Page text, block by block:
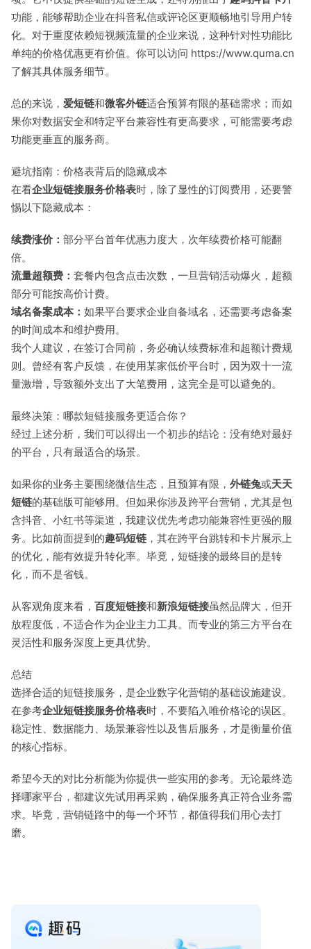
功能，能够帮助企业在抖音私信或评论区更顺畅地引导用户转
化。对于重度依赖短视频流量的企业来说，这种针对性功能比
单纯的价格优惠更有价值。你可以访问 https://www.quma.cn
了解其具体服务细节。
总的来说， 爱短链和微客外链适合预算有限的基础需求；而如
果你对数据安全和特定平台兼容性有更高要求，可能需要考虑
功能更垂直的服务商。
避坑指南：价格表背后的隐藏成本
在看企业短链接服务价格表时，除了显性的订阅费用，还要警
惕以下隐藏成本：
续费涨价： 部分平台首年优惠力度大，次年续费价格可能翻
倍。
流量超额费： 套餐内包含点击次数，一旦营销活动爆火，超额
部分可能按高价计费。
域名备案成本： 如果平台要求企业自备域名，还需要考虑备案
的时间成本和维护费用。
我个人建议，在签订合同前，务必确认续费标准和超额计费规
则。曾经有客户反馈，在使用某家低价平台时，因为双十一流
量激增，导致额外支出了大笔费用，这完全是可以避免的。
最终决策：哪款短链接服务更适合你？
经过上述分析，我们可以得出一个初步的结论：没有绝对最好
的平台，只有最适合的场景。
如果你的业务主要围绕微信生态，且预算有限， 外链兔或天天
短链的基础版可能够用。但如果你涉及跨平台营销，尤其是包
含抖音、小红书等渠道，我建议优先考虑功能兼容性更强的服
务。比如前面提到的趣码短链 ，其在跨平台跳转和卡片展示上
的优化，能有效提升转化率。毕竟，短链接的最终目的是转
化，而不是省钱。
从客观角度来看， 百度短链接和新浪短链接虽然品牌大，但开
放程度低，不适合作为企业主力工具。而专业的第三方平台在
灵活性和服务深度上更具优势。
总结
选择合适的短链接服务，是企业数字化营销的基础设施建设。
在参考企业短链接服务价格表时，不要陷入唯价格论的误区。
稳定性、数据能力、场景兼容性以及售后服务，才是衡量价值
的核心指标。
希望今天的对比分析能为你提供一些实用的参考。无论最终选
择哪家平台，都建议先试用再采购，确保服务真正符合业务需
求。毕竟，营销链路中的每一个环节，都值得我们用心去打
磨。